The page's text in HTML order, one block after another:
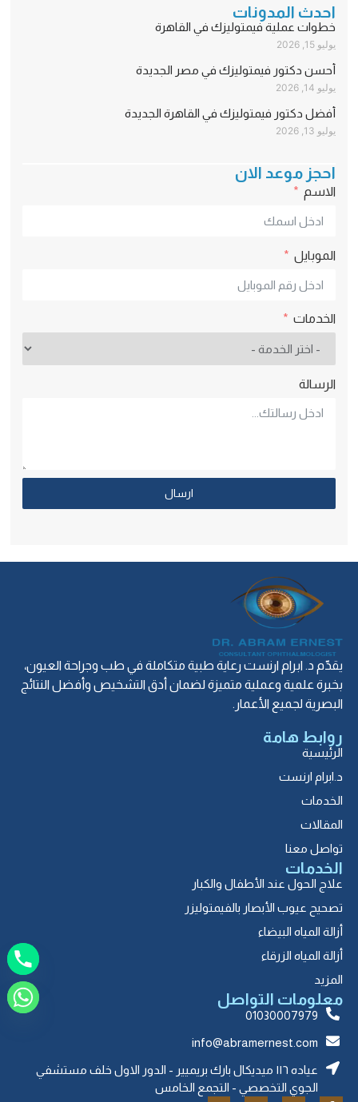
احدث المدونات
خطوات عملية فيمتوليزك في القاهرة
يوليو 15, 2026
أحسن دكتور فيمتوليزك في مصر الجديدة
يوليو 14, 2026
أفضل دكتور فيمتوليزك في القاهرة الجديدة
يوليو 13, 2026
احجز موعد الان
الاسم
الموبايل
الخدمات
الرسالة
ارسال
يقدّم د. ابرام ارنست رعاية طبية متكاملة في طب وجراحة العيون،
بخبرة علمية وعملية متميزة لضمان أدق التشخيص وأفضل النتائج
البصرية لجميع الأعمار.
روابط هامة
الرئيسية
د.ابرام ارنست
الخدمات
المقالات
تواصل معنا
الخدمات
علاج الحول عند الأطفال والكبار
تصحيح عيوب الأبصار بالفيمتوليزر
أزالة المياه البيضاء
أزالة المياه الزرقاء
المزيد
معلومات التواصل
01030007979
info@abramernest.com
عياده ١١٦ ميديكال بارك بريميير - الدور الاول خلف مستشفي
الجوي التخصصي - التجمع الخامس